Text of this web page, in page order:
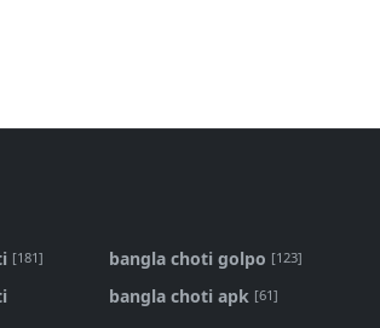
[181] bangla choti golpo [123]
bangla choti apk [61]